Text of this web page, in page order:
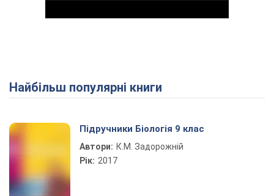
Play Video
Найбільш популярні книги
Підручники Біологія 9 клас
Автори: К.М. Задорожній
Рік: 2017